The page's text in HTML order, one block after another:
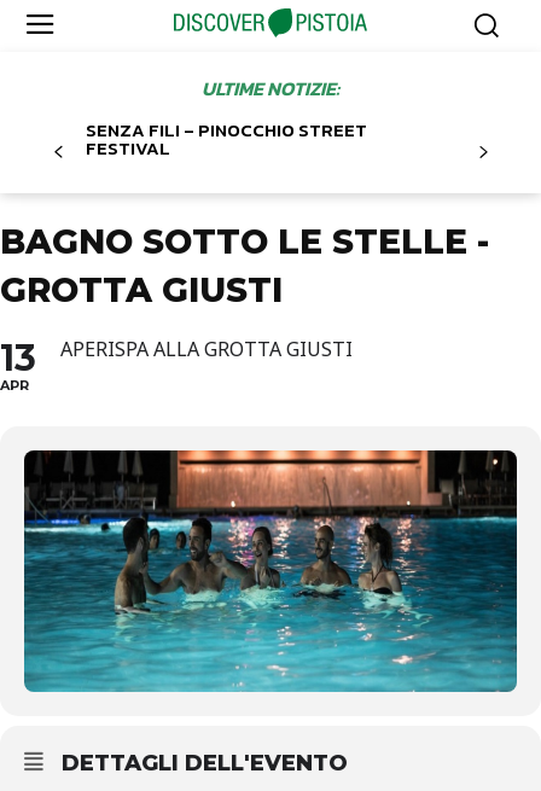
ULTIME NOTIZIE:
SENZA FILI – PINOCCHIO STREET
FESTIVAL
BAGNO SOTTO LE STELLE -
GROTTA GIUSTI
13
APR
APERISPA ALLA GROTTA GIUSTI
DETTAGLI DELL'EVENTO